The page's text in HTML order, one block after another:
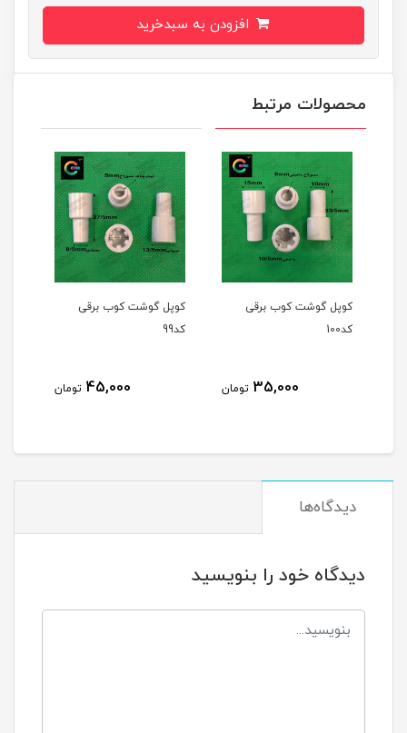
محصولات مرتبط
کوپل گوشت کوب برقی
کد100
35,000 تومان
کوپل گوشت کوب برقی
کد99
45,000 تومان
دیدگاه‌ها
دیدگاه خود را بنویسید